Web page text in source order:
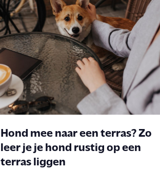
Hond mee naar een terras? Zo
leer je je hond rustig op een
terras liggen